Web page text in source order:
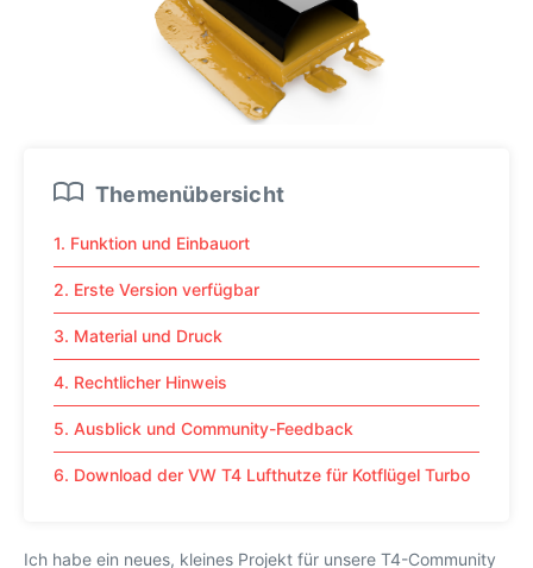
Themenübersicht
1. Funktion und Einbauort
2. Erste Version verfügbar
3. Material und Druck
4. Rechtlicher Hinweis
5. Ausblick und Community-Feedback
6. Download der VW T4 Lufthutze für Kotflügel Turbo
Ich habe ein neues, kleines Projekt für unsere T4-Community